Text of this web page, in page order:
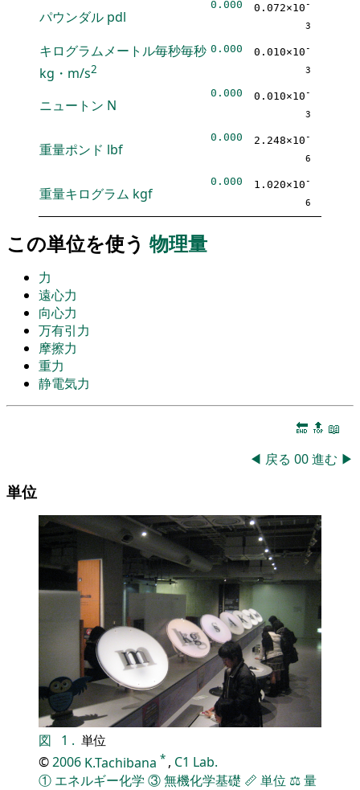
パウンダル pdl
0.000 0.072×10-
3
キログラムメートル毎秒毎秒
kg・m/s2
0.000 0.010×10-
3
ニュートン N
0.000 0.010×10-
3
重量ポンド lbf
0.000 2.248×10-
6
重量キログラム kgf
0.000 1.020×10-
6
この単位を使う 物理量
力
遠心力
向心力
万有引力
摩擦力
重力
静電気力
🔚 🔝 📖
◀ 戻る 00進む ▶
単位
図 1 . 単位
©2006 K.Tachibana * , C1 Lab.
① エネルギー化学 ③無機化学基礎 📏 単位 ⚖️量